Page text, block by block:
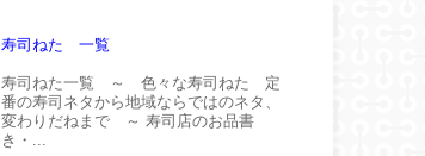
寿司ねた 一覧
寿司ねた一覧 ～ 色々な寿司ねた 定
番の寿司ネタから地域ならではのネタ、
変わりだねまで ～ 寿司店のお品書
き・...